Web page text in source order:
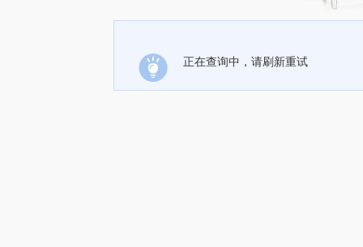
正在查询中，请刷新重试